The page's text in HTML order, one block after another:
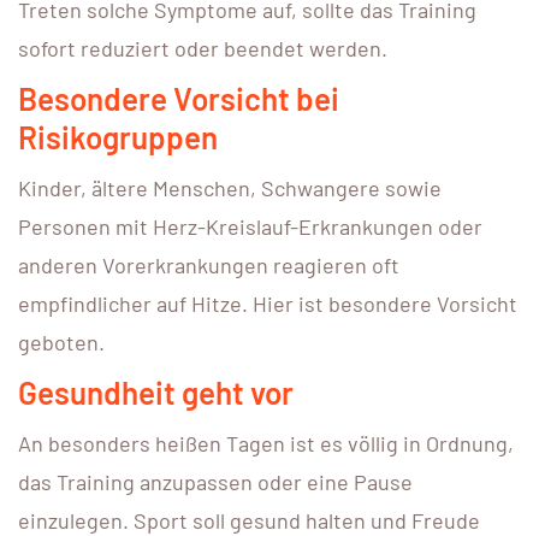
Treten solche Symptome auf, sollte das Training
sofort reduziert oder beendet werden.
Besondere Vorsicht bei
Risikogruppen
Kinder, ältere Menschen, Schwangere sowie
Personen mit Herz-Kreislauf-Erkrankungen oder
anderen Vorerkrankungen reagieren oft
empfindlicher auf Hitze. Hier ist besondere Vorsicht
geboten.
Gesundheit geht vor
An besonders heißen Tagen ist es völlig in Ordnung,
das Training anzupassen oder eine Pause
einzulegen. Sport soll gesund halten und Freude